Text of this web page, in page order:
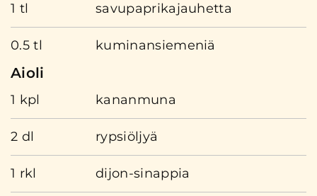
1 tl savupaprikajauhetta
0.5 tl kuminansiemeniä
Aioli
1 kpl kananmuna
2 dl rypsiöljyä
1 rkl dijon-sinappia